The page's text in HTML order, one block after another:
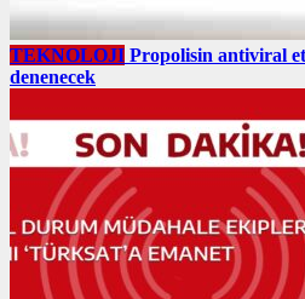
TEKNOLOJI Propolisin antiviral
denenecek